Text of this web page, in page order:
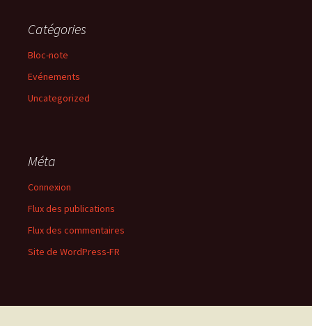
Catégories
Bloc-note
Evénements
Uncategorized
Méta
Connexion
Flux des publications
Flux des commentaires
Site de WordPress-FR